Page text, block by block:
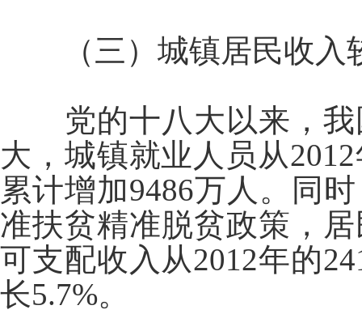
（三）城镇居民收
党的十八大以来，
大，城镇就业人员从
累计增加9486万人。同
准扶贫精准脱贫政策，
可支配收入从2012年的
长5.7%。